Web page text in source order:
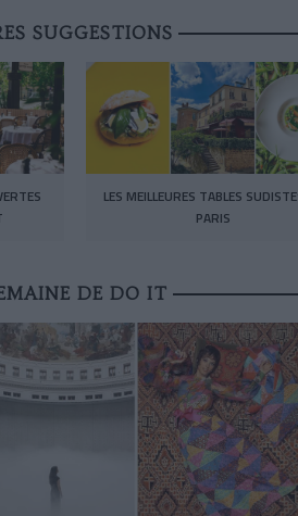
SUGGESTIONS
LES MEILLEURES TABLES
PARIS
DE DO IT